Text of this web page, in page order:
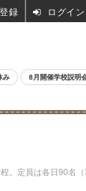
み 8月開催学校説明
。定員は各日90名
ログイン